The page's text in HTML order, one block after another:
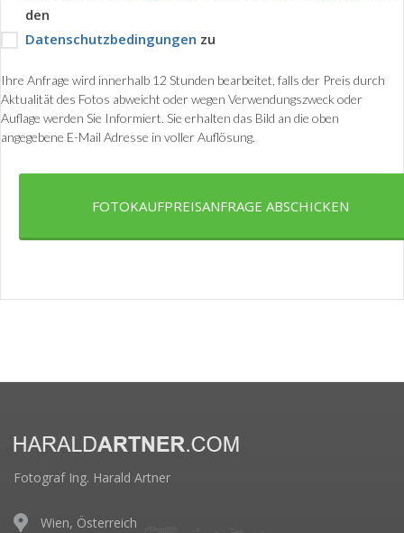
den
Datenschutzbedingungen zu
Ihre Anfrage wird innerhalb 12 Stunden bearbeitet, falls der Preis durch
Aktualität des Fotos abweicht oder wegen Verwendungszweck oder
Auflage werden Sie Informiert. Sie erhalten das Bild an die oben
angegebene E-Mail Adresse in voller Auflösung.
FOTOKAUFPREISANFRAGE ABSCHICKEN
Fotograf Ing. Harald Artner
Wien, Österreich